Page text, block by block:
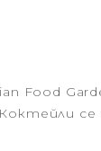
Food
се